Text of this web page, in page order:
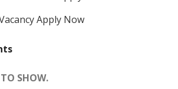
Apply Now
SHOW.